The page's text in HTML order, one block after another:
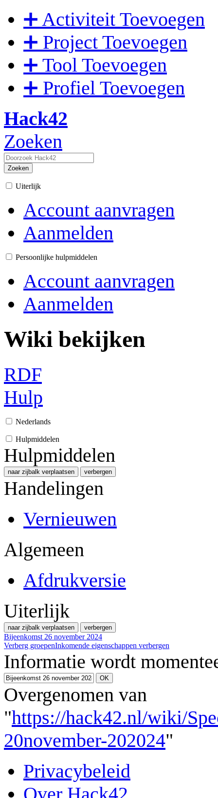
➕ Activiteit Toevoegen
➕ Project Toevoegen
➕ Tool Toevoegen
➕ Profiel Toevoegen
Hack42
Zoeken
Zoeken
Uiterlijk
Account aanvragen
Aanmelden
Persoonlijke hulpmiddelen
Account aanvragen
Aanmelden
Wiki bekijken
RDF
Hulp
Nederlands
Hulpmiddelen
Hulpmiddelen
naar zijbalk verplaatsen verbergen
Handelingen
Vernieuwen
Algemeen
Afdrukversie
Uiterlijk
naar zijbalk verplaatsen verbergen
Bijeenkomst 26 november 2024
Verberg groepenInkomende eigenschappen verbergen
Informatie wordt
Overgenomen van
"https://hack42.nl/wiki/
20november-202024"
Privacybeleid